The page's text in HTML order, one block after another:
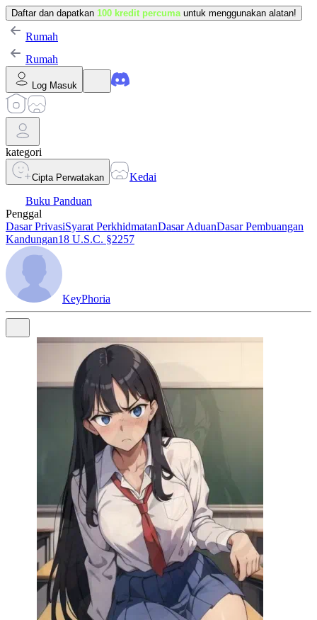
Daftar dan dapatkan 100 kredit percuma untuk menggunakan alatan!
Rumah
Rumah
Log Masuk
kategori
Cipta Perwatakan
Kedai
Buku Panduan
Penggal
Dasar PrivasiSyarat PerkhidmatanDasar AduanDasar Pembuangan
Kandungan18 U.S.C. §2257
KeyPhoria